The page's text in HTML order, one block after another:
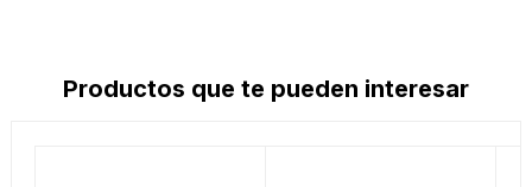
Productos que te pueden interesar